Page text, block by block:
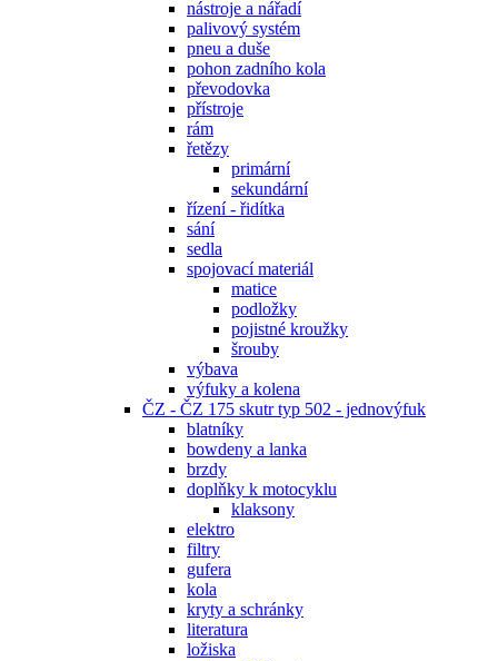
nástroje a nářadí
palivový systém
pneu a duše
pohon zadního kola
převodovka
přístroje
rám
řetězy
primární
sekundární
řízení - řidítka
sání
sedla
spojovací materiál
matice
podložky
pojistné kroužky
šrouby
výbava
výfuky a kolena
ČZ - ČZ 175 skutr typ 502 - jednovýfuk
blatníky
bowdeny a lanka
brzdy
doplňky k motocyklu
klaksony
elektro
filtry
gufera
kola
kryty a schránky
literatura
ložiska